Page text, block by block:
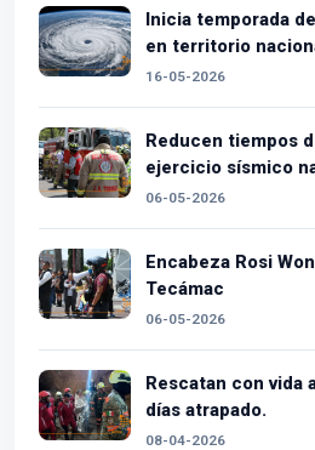
Inicia temporada
en territorio
16-05-2026
Reducen tiempos
ejercicio sísmico
06-05-2026
Encabeza Rosi
Tecámac
06-05-2026
Rescatan con vida
días atrapado.
08-04-2026